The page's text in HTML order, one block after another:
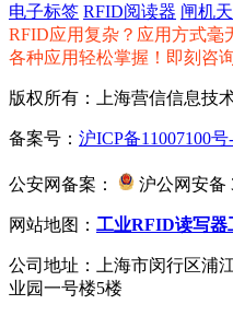
电子标签 RFID阅读器 闸机
RFID应用复杂？应用方式毫
各种应用轻松掌握！即刻咨
版权所有：上海营信信息技
备案号： 沪ICP备11007100号
公安网备案： 沪公网安备
网站地图： 工业RFID读写器
公司地址：上海市闵行区浦
业园一号楼5楼